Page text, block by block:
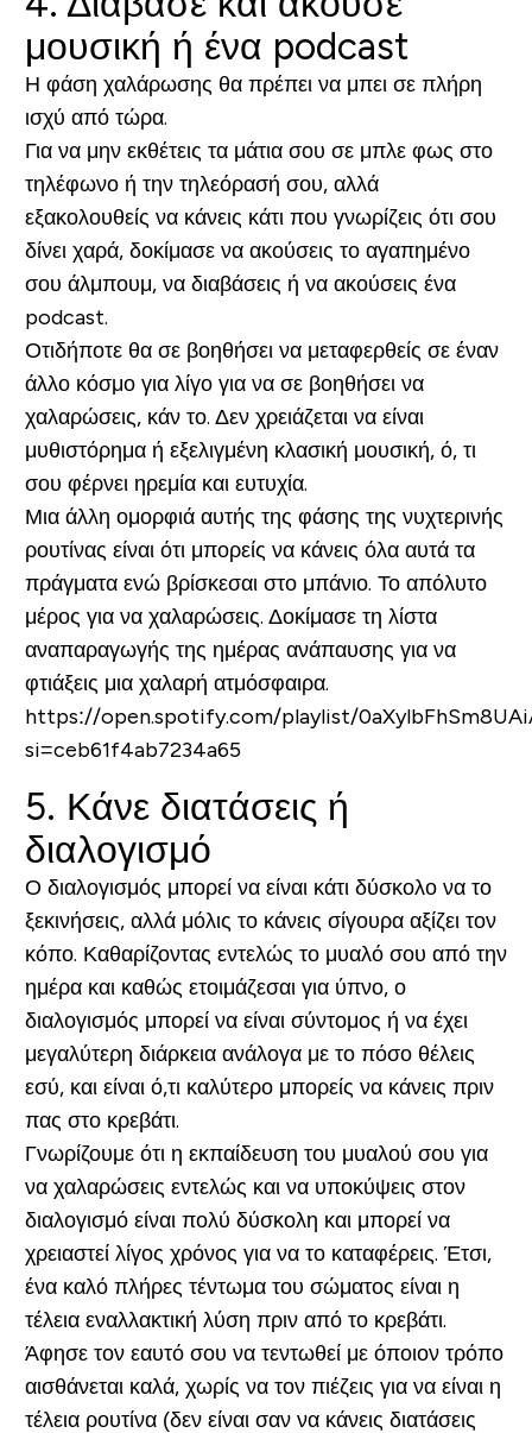
μουσική ή ένα podcast
Η φάση χαλάρωσης θα πρέπει να μπει σε πλήρη
ισχύ από τώρα.
Για να μην εκθέτεις τα μάτια σου σε μπλε φως στο
τηλέφωνο ή την τηλεόρασή σου, αλλά
εξακολουθείς να κάνεις κάτι που γνωρίζεις ότι σου
δίνει χαρά, δοκίμασε να ακούσεις το αγαπημένο
σου άλμπουμ, να διαβάσεις ή να ακούσεις ένα
podcast.
Οτιδήποτε θα σε βοηθήσει να μεταφερθείς σε έναν
άλλο κόσμο για λίγο για να σε βοηθήσει να
χαλαρώσεις, κάν το. Δεν χρειάζεται να είναι
μυθιστόρημα ή εξελιγμένη κλασική μουσική, ό, τι
σου φέρνει ηρεμία και ευτυχία.
Μια άλλη ομορφιά αυτής της φάσης της νυχτερινής
ρουτίνας είναι ότι μπορείς να κάνεις όλα αυτά τα
πράγματα ενώ βρίσκεσαι στο μπάνιο. Το απόλυτο
μέρος για να χαλαρώσεις. Δοκίμασε τη λίστα
αναπαραγωγής της ημέρας ανάπαυσης για να
φτιάξεις μια χαλαρή ατμόσφαιρα.
https://open.spotify.com/playlist/
si=ceb61f4ab7234a65
5. Κάνε διατάσεις ή
διαλογισμό
Ο διαλογισμός μπορεί να είναι κάτι δύσκολο να το
ξεκινήσεις, αλλά μόλις το κάνεις σίγουρα αξίζει τον
κόπο. Καθαρίζοντας εντελώς το μυαλό σου από την
ημέρα και καθώς ετοιμάζεσαι για ύπνο, ο
διαλογισμός μπορεί να είναι σύντομος ή να έχει
μεγαλύτερη διάρκεια ανάλογα με το πόσο θέλεις
εσύ, και είναι ό,τι καλύτερο μπορείς να κάνεις πριν
πας στο κρεβάτι.
Γνωρίζουμε ότι η εκπαίδευση του μυαλού σου για
να χαλαρώσεις εντελώς και να υποκύψεις στον
διαλογισμό είναι πολύ δύσκολη και μπορεί να
χρειαστεί λίγος χρόνος για να το καταφέρεις. Έτσι,
ένα καλό πλήρες τέντωμα του σώματος είναι η
τέλεια εναλλακτική λύση πριν από το κρεβάτι.
Άφησε τον εαυτό σου να τεντωθεί με όποιον τρόπο
αισθάνεται καλά, χωρίς να τον πιέζεις για να είναι η
τέλεια ρουτίνα (δεν είναι σαν να κάνεις διατάσεις